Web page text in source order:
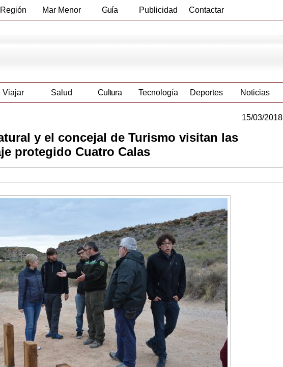
Región Mar Menor Guía Publicidad Contactar
Viajar Salud Cultura Tecnología Deportes Noticias
15/03/2018
y el concejal de Turismo visitan las
protegido Cuatro Calas